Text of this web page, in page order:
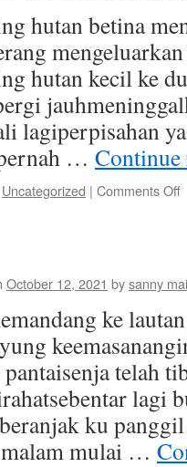
hutan betina
hutan kecil ke
lagiperpisahan
… Continue
Uncategorized | Comments Offon
October 12, 2021 bysanny
ke
telah
lagi
ku
mulai …